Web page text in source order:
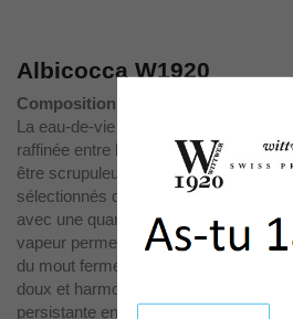
Albicocca W1920
Composition
La eau-de-vie à base d’abricots a un
raffinée entre les eaux-de-vie fruitées.
être scrupuleuse et délicate. La
sélectionnés du Valais, fournit un jus
avec une quantité limitée de noyaux.
vapeur permet de recueillir et
du mout fermenté. Suave et
doux et harmonieux qui se développe
persistante en bouche après l’avoir